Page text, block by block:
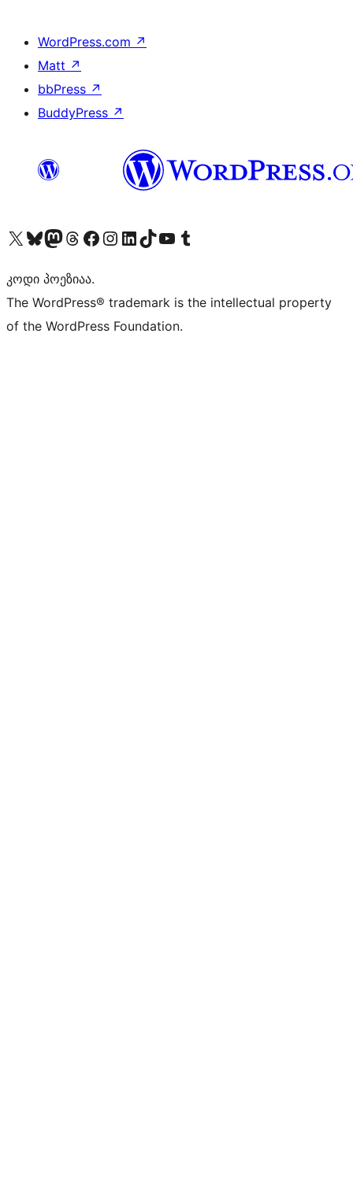
WordPress.com ↗
Matt ↗
bbPress ↗
BuddyPress ↗
Visit our X (formerly Twitter) account
Visit our Bluesky account
Visit our Mastodon account
Visit our Threads account
Visit our Facebook page
Visit our Instagram account
Visit our LinkedIn account
Visit our TikTok account
Visit our YouTube channel
Visit our Tumblr account
კოდი პოეზიაა.
The WordPress® trademark is the intellectual property
of the WordPress Foundation.